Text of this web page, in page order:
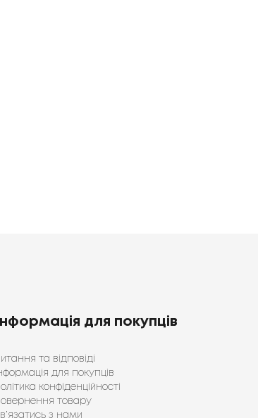
Інформація для покупців
та відповіді
для покупців
конфіденційності
товару
з нами